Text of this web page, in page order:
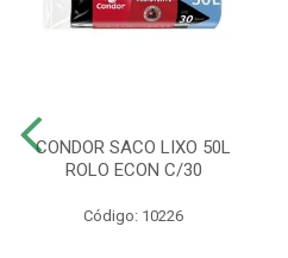
CONDOR SACO LIXO 50L
ROLO ECON C/30
Código: 10226